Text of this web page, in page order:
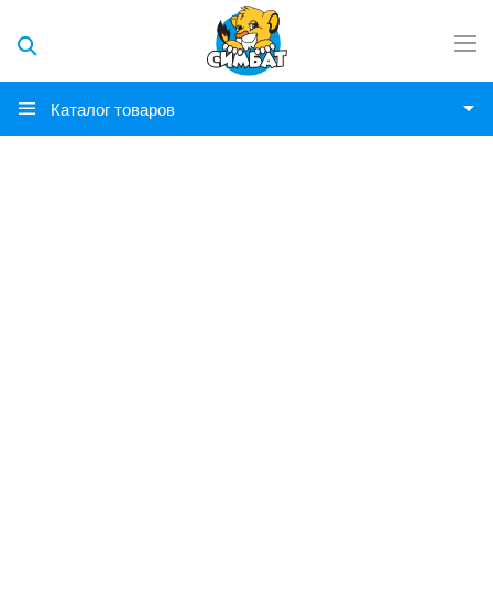
Каталог товаров